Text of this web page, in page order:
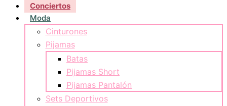
Conciertos
Moda
Cinturones
Pijamas
Batas
Pijamas Short
Pijamas Pantalón
Sets Deportivos